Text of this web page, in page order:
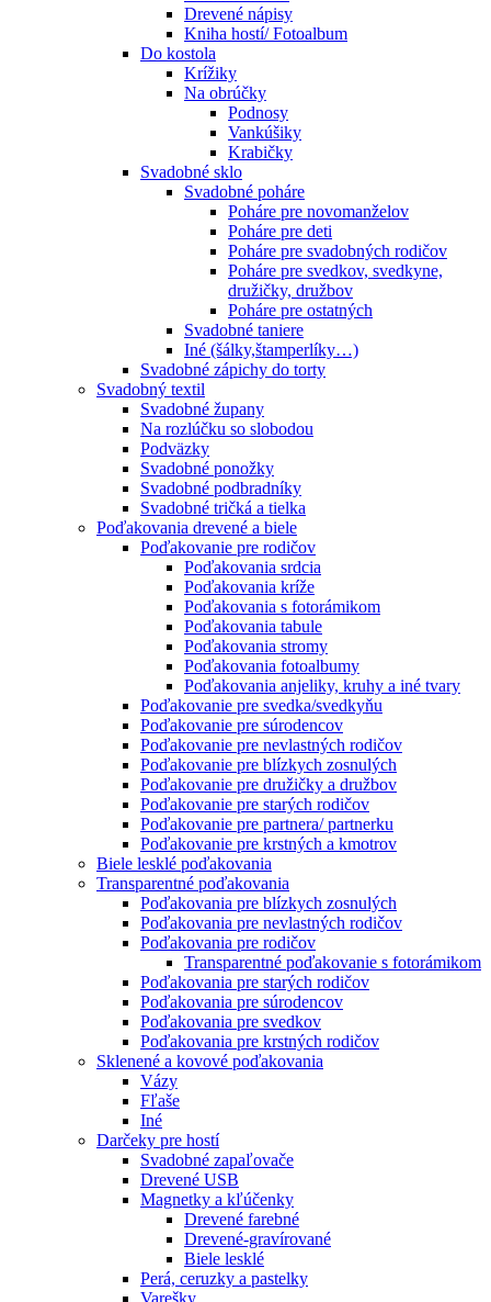
Drevené nápisy
Kniha hostí/ Fotoalbum
Do kostola
Krížiky
Na obrúčky
Podnosy
Vankúšiky
Krabičky
Svadobné sklo
Svadobné poháre
Poháre pre novomanželov
Poháre pre deti
Poháre pre svadobných rodičov
Poháre pre svedkov, svedkyne,
družičky, družbov
Poháre pre ostatných
Svadobné taniere
Iné (šálky,štamperlíky…)
Svadobné zápichy do torty
Svadobný textil
Svadobné župany
Na rozlúčku so slobodou
Podväzky
Svadobné ponožky
Svadobné podbradníky
Svadobné tričká a tielka
Poďakovania drevené a biele
Poďakovanie pre rodičov
Poďakovania srdcia
Poďakovania kríže
Poďakovania s fotorámikom
Poďakovania tabule
Poďakovania stromy
Poďakovania fotoalbumy
Poďakovania anjeliky, kruhy a iné tvary
Poďakovanie pre svedka/svedkyňu
Poďakovanie pre súrodencov
Poďakovanie pre nevlastných rodičov
Poďakovanie pre blízkych zosnulých
Poďakovanie pre družičky a družbov
Poďakovanie pre starých rodičov
Poďakovanie pre partnera/ partnerku
Poďakovanie pre krstných a kmotrov
Biele lesklé poďakovania
Transparentné poďakovania
Poďakovania pre blízkych zosnulých
Poďakovania pre nevlastných rodičov
Poďakovania pre rodičov
Transparentné poďakovanie s fotorámikom
Poďakovania pre starých rodičov
Poďakovania pre súrodencov
Poďakovania pre svedkov
Poďakovania pre krstných rodičov
Sklenené a kovové poďakovania
Vázy
Fľaše
Iné
Darčeky pre hostí
Svadobné zapaľovače
Drevené USB
Magnetky a kľúčenky
Drevené farebné
Drevené-gravírované
Biele lesklé
Perá, ceruzky a pastelky
Varešky